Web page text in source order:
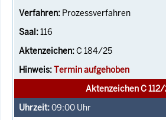
Prozessverfahren
116
C 184/25
Termin aufgehoben
Aktenzeichen C
09:00 Uhr